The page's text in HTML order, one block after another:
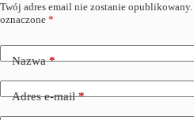
Twój adres email nie zostanie opublikowany.
oznaczone *
Nazwa*
Adres e-mail*